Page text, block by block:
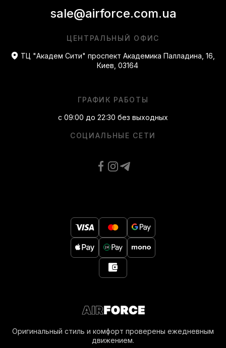
Оригинальный стиль и комфорт проверены ежедневным
движением.
ЦЕНТРАЛЬНЫЙ ОФИС
ТЦ "Академ Сити" проспект Академика Палладина, 16,
Киев, 03164
СОЦИАЛЬНЫЕ СЕТИ
sale@airforce.com.ua
ГРАФИК РАБОТЫ
с 09:00 до 22:30 без выходных